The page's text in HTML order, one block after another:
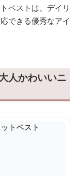
ベストは、デイリ
できる優秀なアイ
人かわいいニ